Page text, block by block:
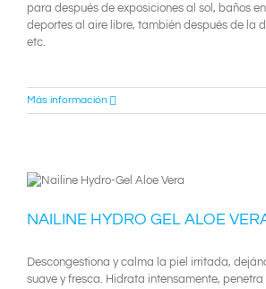
para después de exposiciones al sol, baños
deportes al aire libre, también después de la
etc.
Más información
NAILINE HYDRO GEL ALOE
Descongestiona y calma la piel irritada,
suave y fresca. Hidrata intensamente,